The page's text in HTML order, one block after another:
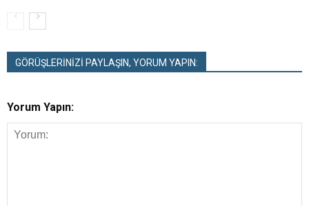
GÖRÜŞLERİNİZİ PAYLAŞIN, YORUM YAPIN:
Yorum Yapın: